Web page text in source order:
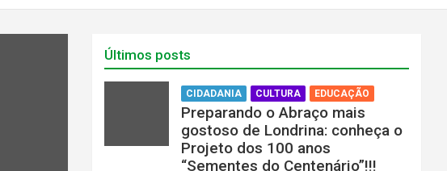
Últimos posts
CIDADANIA CULTURA EDUCAÇÃO
Preparando o Abraço mais
gostoso de Londrina: conheça o
Projeto dos 100 anos
“Sementes do Centenário”!!!